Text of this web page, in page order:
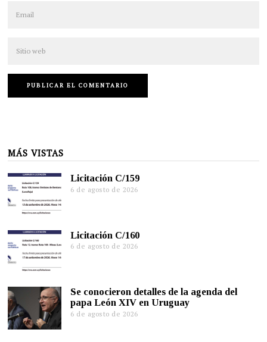
MÁS VISTAS
Licitación C/159
6 de agosto de 2026
Licitación C/160
6 de agosto de 2026
Se conocieron detalles de la agenda del
papa León XIV en Uruguay
6 de agosto de 2026